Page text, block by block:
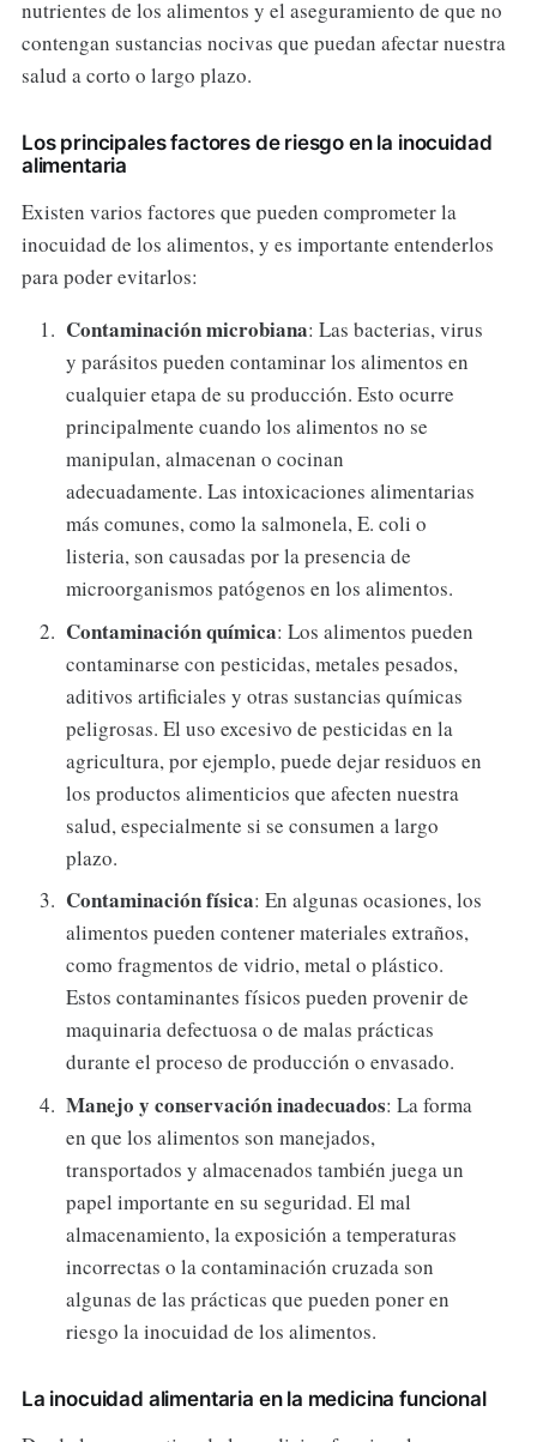
nutrientes de los alimentos y el aseguramiento de que no
contengan sustancias nocivas que puedan afectar nuestra
salud a corto o largo plazo.
Los principales factores de riesgo en la inocuidad
alimentaria
Existen varios factores que pueden comprometer la
inocuidad de los alimentos, y es importante entenderlos
para poder evitarlos:
Contaminación microbiana: Las bacterias, virus
y parásitos pueden contaminar los alimentos en
cualquier etapa de su producción. Esto ocurre
principalmente cuando los alimentos no se
manipulan, almacenan o cocinan
adecuadamente. Las intoxicaciones alimentarias
más comunes, como la salmonela, E. coli o
listeria, son causadas por la presencia de
microorganismos patógenos en los alimentos.
Contaminación química: Los alimentos pueden
contaminarse con pesticidas, metales pesados,
aditivos artificiales y otras sustancias químicas
peligrosas. El uso excesivo de pesticidas en la
agricultura, por ejemplo, puede dejar residuos en
los productos alimenticios que afecten nuestra
salud, especialmente si se consumen a largo
plazo.
Contaminación física: En algunas ocasiones, los
alimentos pueden contener materiales extraños,
como fragmentos de vidrio, metal o plástico.
Estos contaminantes físicos pueden provenir de
maquinaria defectuosa o de malas prácticas
durante el proceso de producción o envasado.
Manejo y conservación inadecuados: La forma
en que los alimentos son manejados,
transportados y almacenados también juega un
papel importante en su seguridad. El mal
almacenamiento, la exposición a temperaturas
incorrectas o la contaminación cruzada son
algunas de las prácticas que pueden poner en
riesgo la inocuidad de los alimentos.
La inocuidad alimentaria en la medicina funcional